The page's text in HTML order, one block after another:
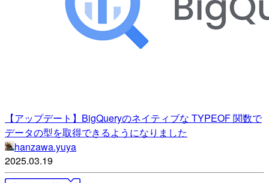
【アップデート】BigQueryのネイティブな TYPEOF 関数で
データの型を取得できるようになりました
hanzawa.yuya
2025.03.19